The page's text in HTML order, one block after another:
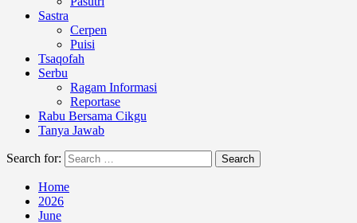
Sastra
Cerpen
Puisi
Tsaqofah
Serbu
Ragam Informasi
Reportase
Rabu Bersama Cikgu
Tanya Jawab
Search for:
Home
2026
June